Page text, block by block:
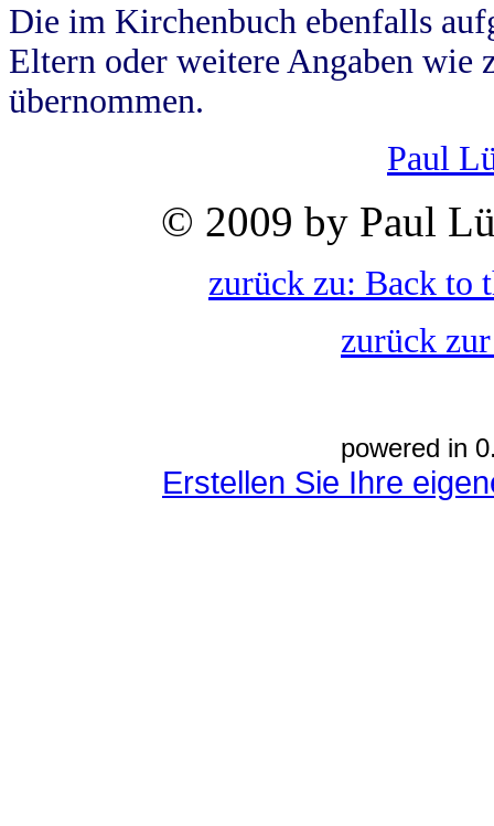
Die im Kirchenbuch ebenfalls
Eltern oder weitere Angaben wie
übernommen.
Paul
© 2009 by Paul
zurück zu: Back to
zurück
powered in
Erstellen Sie Ihre